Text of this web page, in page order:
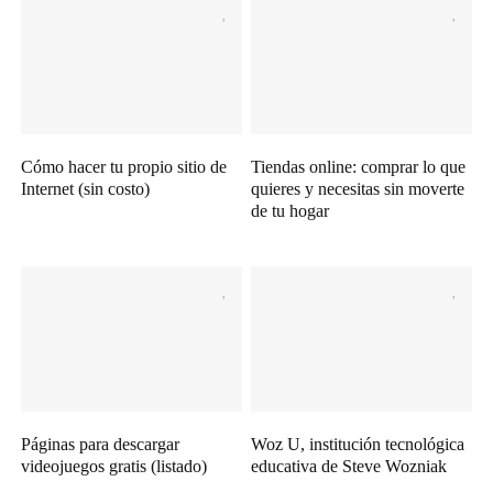
Cómo hacer tu propio sitio de
Internet (sin costo)
Tiendas online: comprar lo que
quieres y necesitas sin moverte
de tu hogar
Páginas para descargar
videojuegos gratis (listado)
Woz U, institución tecnológica
educativa de Steve Wozniak